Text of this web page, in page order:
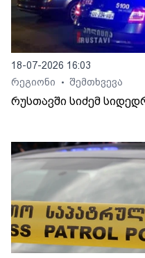
18-07-2026 16:03
რეგიონი
• შემთხვევა
რუსთავში სიძემ